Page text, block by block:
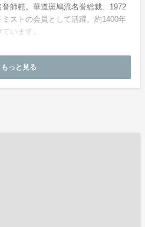
師範。華道斑鳩流名誉総裁。1972
ストの会員として活躍。約1400年
います。
もっと見る